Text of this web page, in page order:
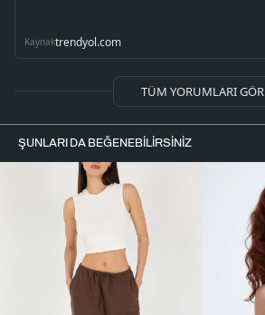
Kaynaktrendyol.com
TÜM YORUMLARI GÖR
ŞUNLARI DA BEĞENEBILIRSINIZ